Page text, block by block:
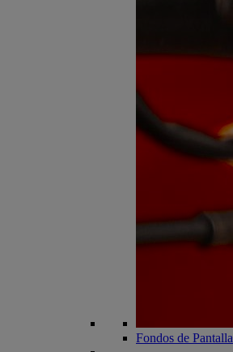
Fondos de Pantalla